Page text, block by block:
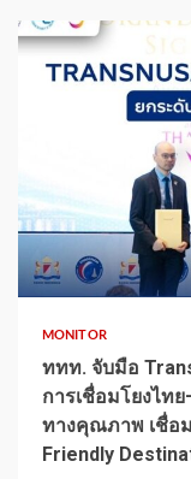
1 min read
MONITOR
ททท. จับมือ
การเชื่อมโยงไท
ทางคุณภาพ เชื่อ
Friendly